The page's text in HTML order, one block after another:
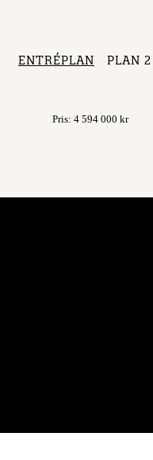
ENTRÉPLAN PLAN 2
Pris: 4 594 000 kr